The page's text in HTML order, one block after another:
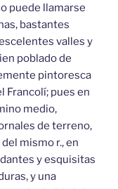
puede llamarse
bastantes
valles y
poblado de
pintoresca
Francolí; pues en
medio,
de terreno,
mismo r., en
y esquisitas
y una